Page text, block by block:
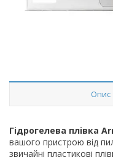
Опис
Гідрогелева плівка
вашого пристрою від
звичайні пластикові